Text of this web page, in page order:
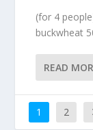
(for 4
buckwheat
READ
1 2